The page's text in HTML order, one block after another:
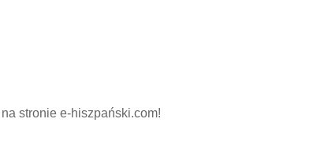
stronie e-hiszpański.com!